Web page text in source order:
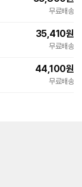
무료배송
35,410원
무료배송
44,100원
무료배송